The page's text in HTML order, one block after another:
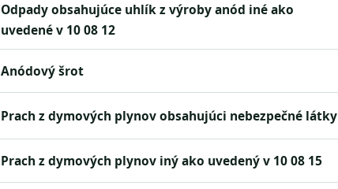
odpady obsahujúce uhlík z výroby anód iné ako
uvedené v 10 08 12
anódový šrot
prach z dymových plynov obsahujúci nebezpečné látky
prach z dymových plynov iný ako uvedený v 10 08 15